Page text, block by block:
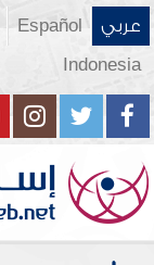
عربي Español
Indonesia